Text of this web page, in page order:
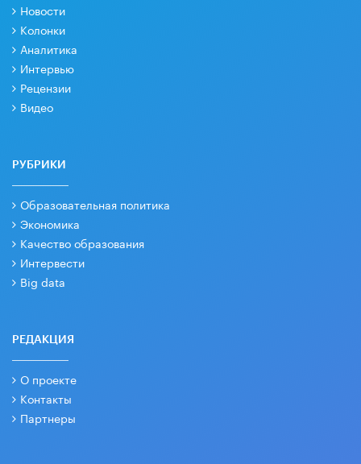
Новости
Колонки
Аналитика
Интервью
Рецензии
Видео
РУБРИКИ
Образовательная политика
Экономика
Качество образования
Интервести
Big data
РЕДАКЦИЯ
О проекте
Контакты
Партнеры